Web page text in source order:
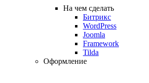
На чем сделать
Битрикс
WordPress
Joomla
Framework
Tilda
Оформление